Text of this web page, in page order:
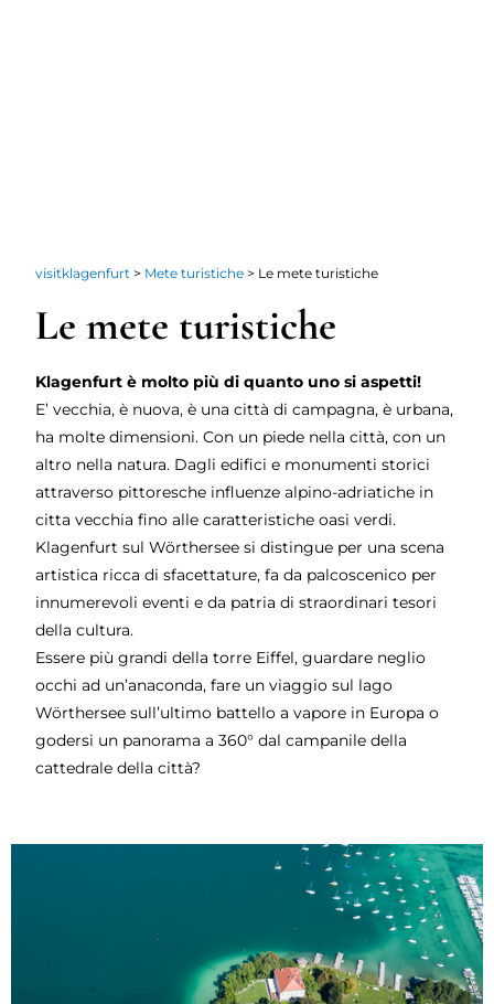
visitklagenfurt > Mete turistiche > Le mete turistiche
Le mete turistiche
Klagenfurt è molto più di quanto uno si aspetti!
E’ vecchia, è nuova, è una città di campagna, è urbana,
ha molte dimensioni. Con un piede nella città, con un
altro nella natura. Dagli edifici e monumenti storici
attraverso pittoresche influenze alpino-adriatiche in
citta vecchia fino alle caratteristiche oasi verdi.
Klagenfurt sul Wörthersee si distingue per una scena
artistica ricca di sfacettature, fa da palcoscenico per
innumerevoli eventi e da patria di straordinari tesori
della cultura.
Essere più grandi della torre Eiffel, guardare neglio
occhi ad un’anaconda, fare un viaggio sul lago
Wörthersee sull’ultimo battello a vapore in Europa o
godersi un panorama a 360° dal campanile della
cattedrale della città?